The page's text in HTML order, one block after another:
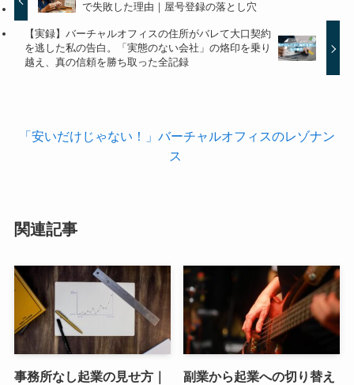
で失敗した理由｜屋号登録の落とし穴
【実録】バーチャルオフィスの住所がバレて大口契約
を逃した私の告白。「実態のない会社」の烙印を乗り
越え、真の信頼を勝ち取った全記録
「安いだけじゃない！」バーチャルオフィスのレゾナン
ス
関連記事
事務所なし起業の見せ方｜ 副業から起業への切り替え